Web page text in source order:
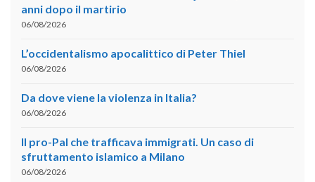
anni dopo il martirio
06/08/2026
L’occidentalismo apocalittico di Peter Thiel
06/08/2026
Da dove viene la violenza in Italia?
06/08/2026
Il pro-Pal che trafficava immigrati. Un caso di
sfruttamento islamico a Milano
06/08/2026